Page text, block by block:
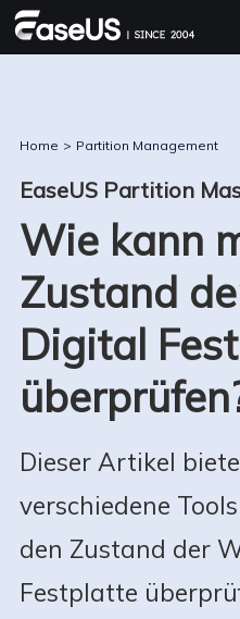
Home > Partition Management
EaseUS Partition
Wie kann
Zustand
Digital
Dieser Artikel
verschiedene
den Zustand der
Festplatte